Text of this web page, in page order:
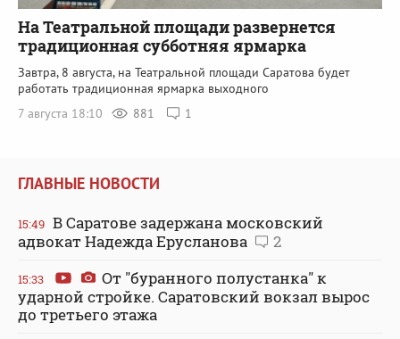
На Театральной площади развернется
традиционная субботняя ярмарка
Завтра, 8 августа, на Театральной площади Саратова будет
работать традиционная ярмарка выходного
7 августа 18:10
881 1
ГЛАВНЫЕ НОВОСТИ
15:49 В Саратове задержана московский
адвокат Надежда Ерусланова
2
15:33
От "буранного полустанка" к
ударной стройке. Саратовский вокзал вырос
до третьего этажа